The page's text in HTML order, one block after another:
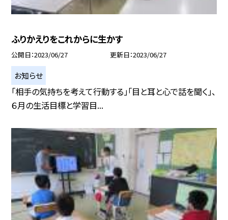
ふりかえりをこれからに生かす
公開日 2023/06/27 更新日 2023/06/27
お知らせ
「相手の気持ちを考えて行動する」「目と耳と心で話を聞く」、
６月の生活目標と学習目...